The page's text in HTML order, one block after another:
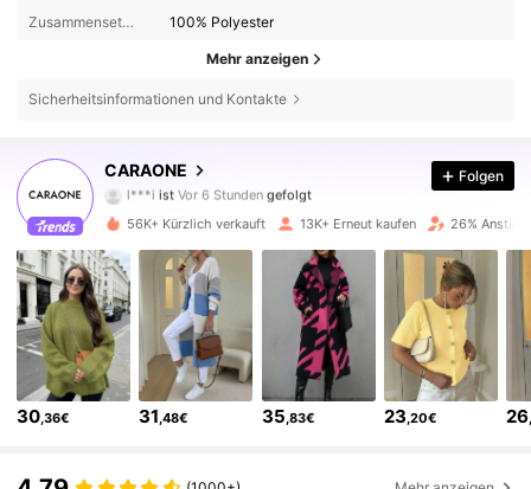
Zusammensetzung:
100% Polyester
Mehr anzeigen
Sicherheitsinformationen und Kontakte
CARAONE
l***iistVor 6 Stunden
p***aist am Durchsuchen
4,78
4,78 11K Follower
4,78 11K Follower
Folgen
56K+ Kürzlich verkauft 13K+ Erneut kaufen 26%
30,36€ 31,48€ 35,83€ 23,20€ 26